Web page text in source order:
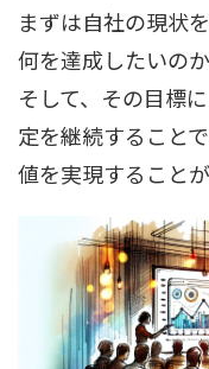
まずは自社の現状
何を達成したいの
そして、その目標
定を継続すること
値を実現することが